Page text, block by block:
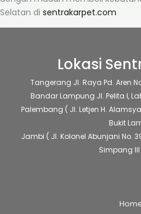
Selatan di sentrakarpet.com
Lokasi
Tangerang Jl. Raya Pd. Aren
Bandar Lampung Jl. Pelita I,
Palembang ( Jl. Letjen H.
Bukit
Jambi ( Jl. Kolonel Abunjani No.
Simpang III